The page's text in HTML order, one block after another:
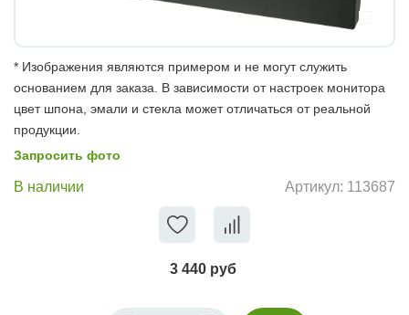
* Изображения являются примером и не могут служить
основанием для заказа. В зависимости от настроек монитора
цвет шпона, эмали и стекла может отличаться от реальной
продукции.
Запросить фото
В наличии Артикул: 113687
3 440 руб